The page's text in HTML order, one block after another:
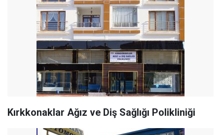
Kırkkonaklar Ağız ve Diş Sağlığı Polikliniği